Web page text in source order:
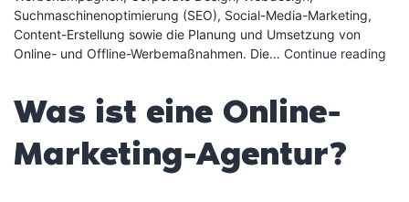
Suchmaschinenoptimierung (SEO), Social-Media-Marketing,
Content-Erstellung sowie die Planung und Umsetzung von
Online- und Offline-Werbemaßnahmen. Die… Continue reading
Was ist eine Online-
Marketing-Agentur?